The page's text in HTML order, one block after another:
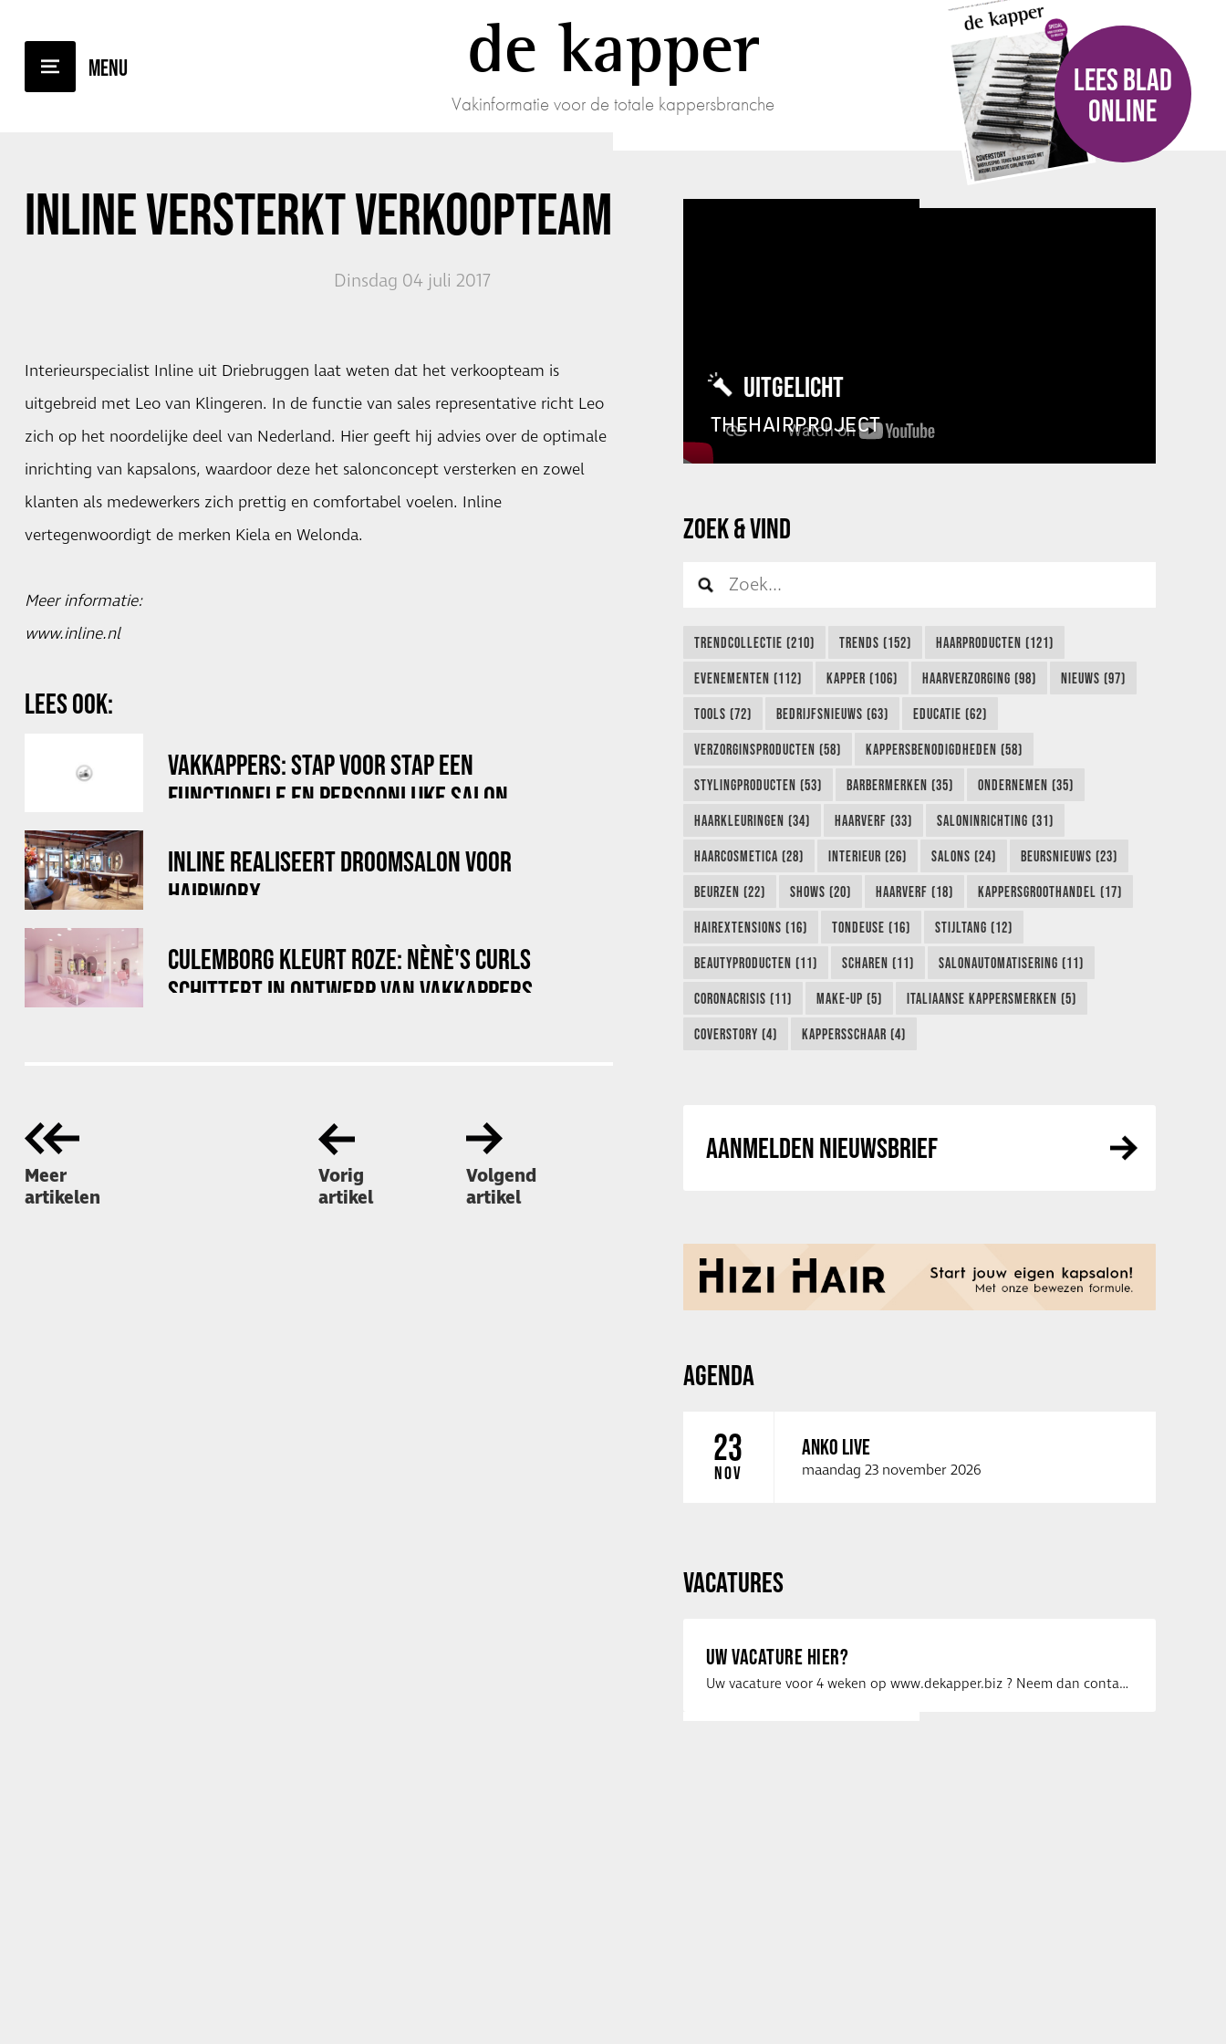
de kapper
Vakinformatie voor de totale kappersbranche
LEES BLAD
ONLINE
INLINEVERSTERKT VERKOOPTEAM
Dinsdag 04 juli 2017
Interieurspecialist Inline uit Driebruggen laat weten dat het verkoopteam is
uitgebreid met Leo van Klingeren. In de functie van sales representative richt Leo
zich op het noordelijke deel van Nederland. Hier geeft hij advies over de optimale
inrichting van kapsalons, waardoor deze het salonconcept versterken en zowel
klanten als medewerkers zich prettig en comfortabel voelen. Inline
vertegenwoordigt de merken Kiela en Welonda.
Meer informatie:
www.inline.nl
LEES OOK:
VAKKAPPERS: STAP VOOR STAP EEN
FUNCTIONELE EN PERSOONLIJKE SALON
INLINE REALISEERT DROOMSALON VOOR
HAIRWORX
CULEMBORG KLEURT ROZE: NÈNÈ'S CURLS
SCHITTERT IN ONTWERP VAN VAKKAPPERS
Meer
artikelen
Vorig
artikel
Volgend
artikel
UITGELICHT
THEHAIRPROJECT
ZOEK & VIND
TRENDCOLLECTIE (210) TRENDS (152) HAARPRODUCTEN (121)
EVENEMENTEN (112) KAPPER (106) HAARVERZORGING (98) NIEUWS (97)
TOOLS (72) BEDRIJFSNIEUWS (63) EDUCATIE (62)
VERZORGINSPRODUCTEN (58) KAPPERSBENODIGDHEDEN (58)
STYLINGPRODUCTEN (53) BARBERMERKEN (35) ONDERNEMEN (35)
HAARKLEURINGEN (34) HAARVERF (33) SALONINRICHTING (31)
HAARCOSMETICA (28) INTERIEUR (26) SALONS (24) BEURSNIEUWS (23)
BEURZEN (22) SHOWS (20) HAARVERF (18) KAPPERSGROOTHANDEL (17)
HAIREXTENSIONS (16) TONDEUSE (16) STIJLTANG (12)
BEAUTYPRODUCTEN (11) SCHAREN (11) SALONAUTOMATISERING (11)
CORONACRISIS (11) MAKE-UP (5) ITALIAANSE KAPPERSMERKEN (5)
COVERSTORY (4) KAPPERSSCHAAR (4)
AANMELDEN NIEUWSBRIEF
AGENDA
23
NOV
ANKO LIVE
maandag 23 november 2026
VACATURES
UW VACATURE HIER?
Uw vacature voor 4 weken op www.dekapper.biz ? Neem dan contact op met Maaike …